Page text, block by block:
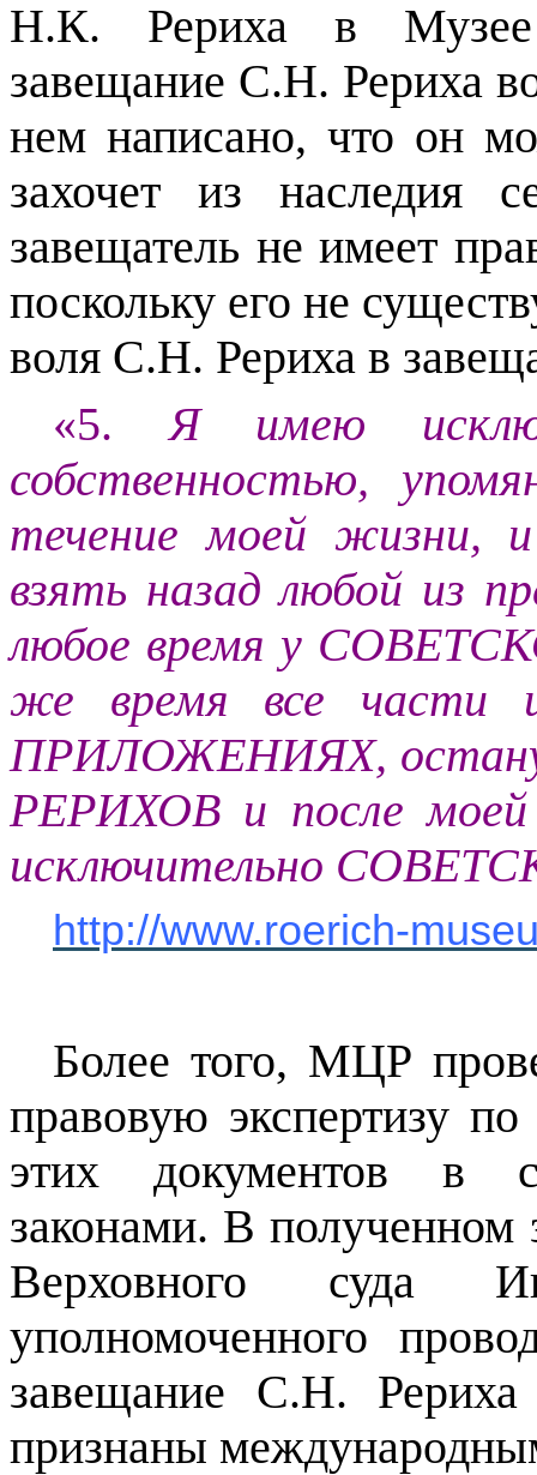
Н.К. Рериха в Музее
завещание С.Н. Рериха
нем написано, что он
захочет из наследия
завещатель не имеет
поскольку его не
воля С.Н. Рериха в
«5.Я имею
собственностью,
течение моей жизни,
взять назад любой из
любое время у
же время все части
ПРИЛОЖЕНИЯХ,
РЕРИХОВ и после
исключительно
http://www.roerich-
Более того, МЦР
правовую экспертизу
этих документов в
законами. В полученном
Верховного
уполномоченного
завещание С.Н.
признаны